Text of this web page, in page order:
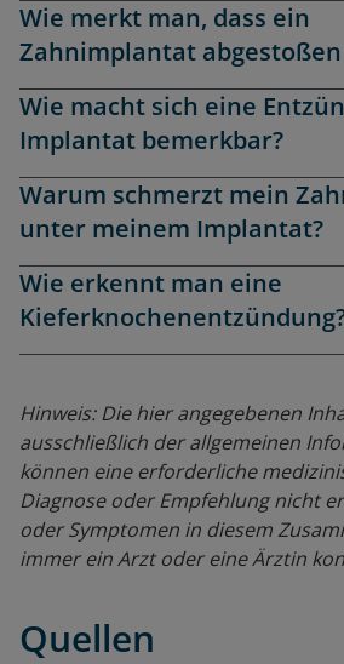
Wie merkt man, dass ein
Zahnimplantat
Wie macht sich eine
Implantat bemerkbar?
Warum schmerzt mein
unter meinem Implantat?
Wie erkennt man eine
Hinweis: Die hier angegebenen
ausschließlich der allgemeinen
können eine erforderliche
Diagnose oder Empfehlung nicht
oder Symptomen in diesem
immer ein Arzt oder eine Ärztin
Quellen